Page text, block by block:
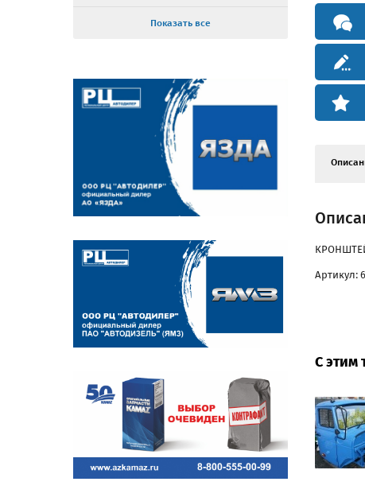
Показать все
Артикул:
С этим